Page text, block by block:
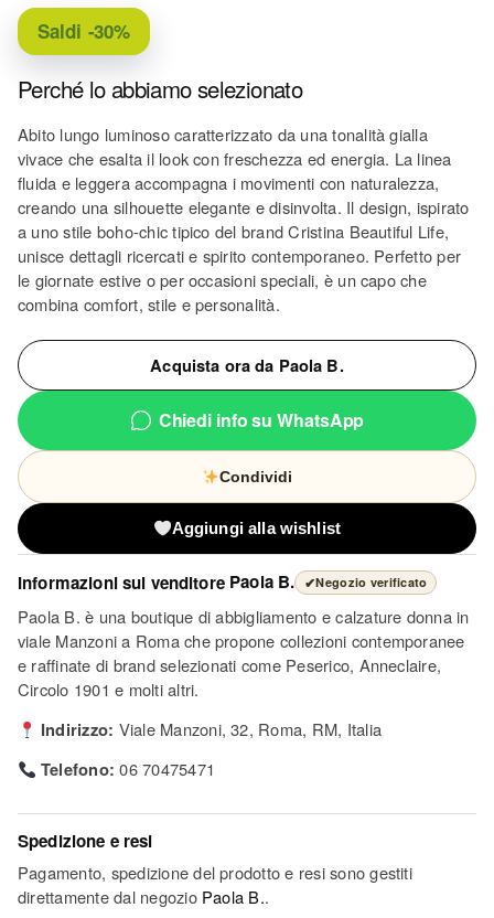
Saldi -30%
Perché lo abbiamo selezionato
Abito lungo luminoso caratterizzato da una tonalità gialla
vivace che esalta il look con freschezza ed energia. La linea
fluida e leggera accompagna i movimenti con naturalezza,
creando una silhouette elegante e disinvolta. Il design, ispirato
a uno stile boho-chic tipico del brand Cristina Beautiful Life,
unisce dettagli ricercati e spirito contemporaneo. Perfetto per
le giornate estive o per occasioni speciali, è un capo che
combina comfort, stile e personalità.
Acquista ora da Paola B.
Chiedi info su WhatsApp
Condividi
Aggiungi alla wishlist
Informazioni sul venditore Paola B. ✔Negozio verificato
Paola B. è una boutique di abbigliamento e calzature donna in
viale Manzoni a Roma che propone collezioni contemporanee
e raffinate di brand selezionati come Peserico, Anneclaire,
Circolo 1901 e molti altri.
Indirizzo: Viale Manzoni, 32, Roma, RM, Italia
Telefono: 06 70475471
Spedizione e resi
Pagamento, spedizione del prodotto e resi sono gestiti
direttamente dal negozio Paola B..